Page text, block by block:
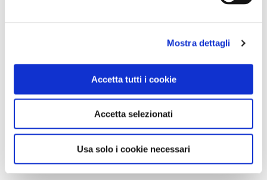
Mostra dettagli
Accetta tutti i cookie
Accetta selezionati
Usa solo i cookie necessari